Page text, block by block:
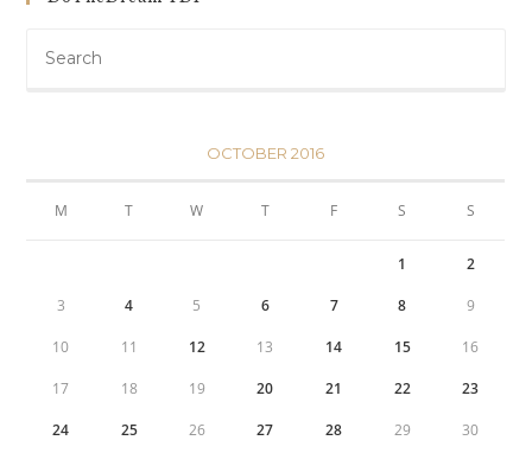
OCTOBER 2016
M T W T F S S
1 2
3 4 5 6 7 8 9
10 11 12 13 14 15 16
17 18 19 20 21 22 23
24 25 26 27 28 29 30